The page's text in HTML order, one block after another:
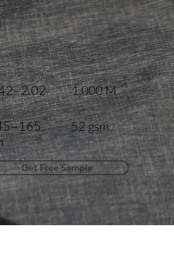
Yard) MOQ
1,000 M
GSM
52 gsm
Get Free Sample